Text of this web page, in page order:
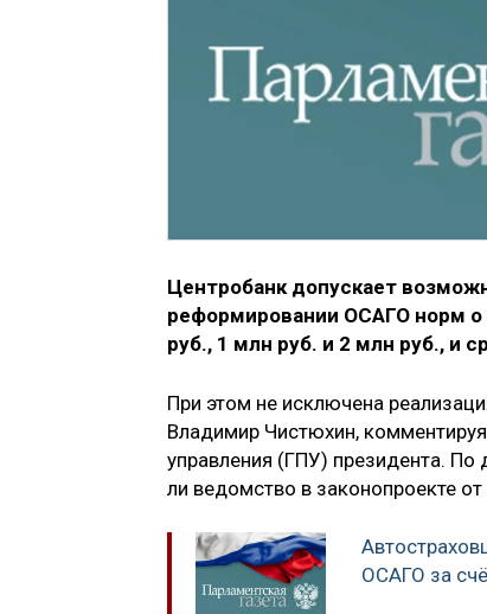
Центробанк допускает
реформировании ОСАГО норм
руб., 1 млн руб. и 2 млн руб., и
При этом не исключена
Владимир Чистюхин,
управления (ГПУ) президента.
ли ведомство в законопроекте
ОСАГО за